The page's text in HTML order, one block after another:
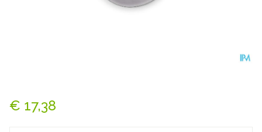
€ 17,38